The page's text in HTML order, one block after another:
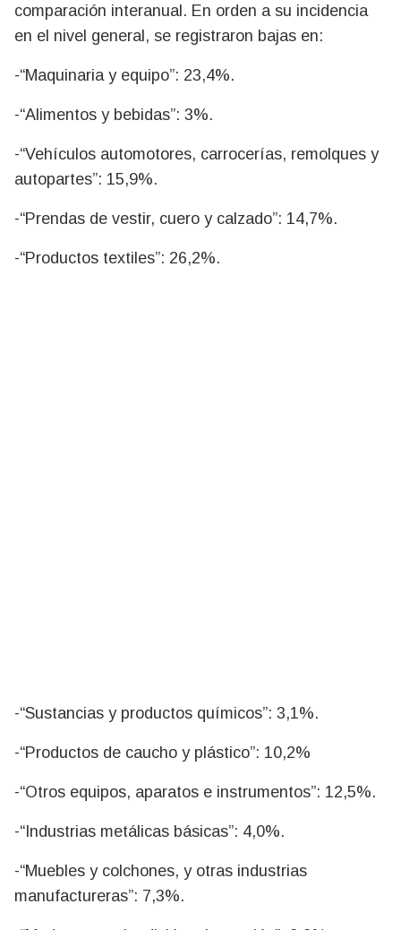
comparación interanual. En orden a su incidencia
en el nivel general, se registraron bajas en:
-“Maquinaria y equipo”: 23,4%.
-“Alimentos y bebidas”: 3%.
-“Vehículos automotores, carrocerías, remolques y
autopartes”: 15,9%.
-“Prendas de vestir, cuero y calzado”: 14,7%.
-“Productos textiles”: 26,2%.
-“Sustancias y productos químicos”: 3,1%.
-“Productos de caucho y plástico”: 10,2%
-“Otros equipos, aparatos e instrumentos”: 12,5%.
-“Industrias metálicas básicas”: 4,0%.
-“Muebles y colchones, y otras industrias
manufactureras”: 7,3%.